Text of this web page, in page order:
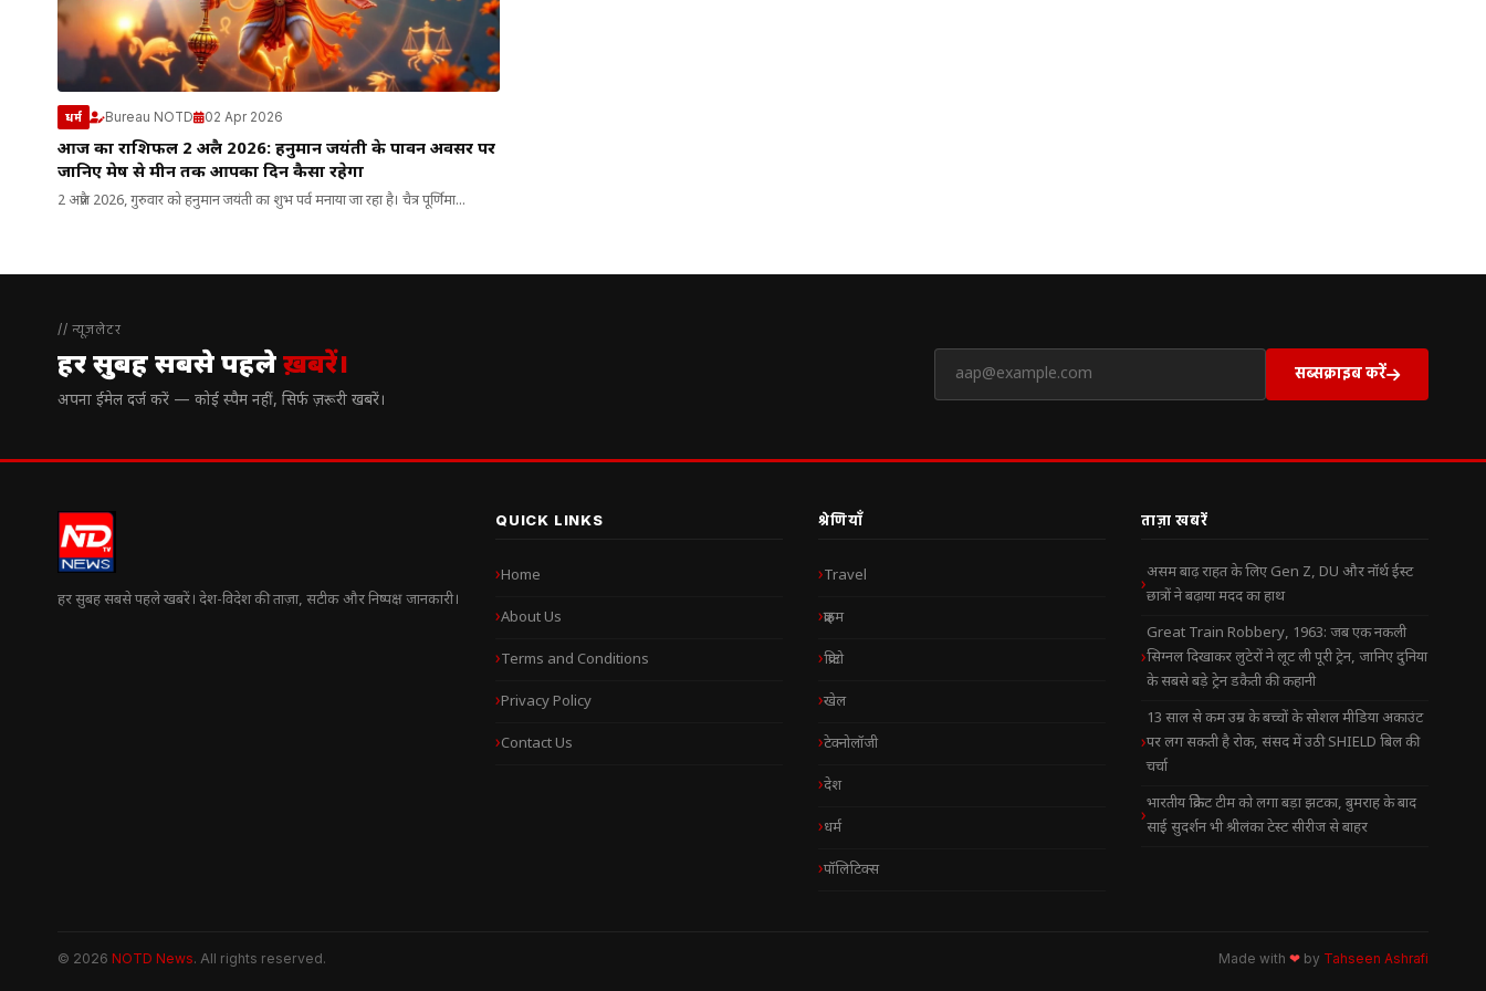
धर्म Bureau NOTD 02 Apr 2026
आज का राशिफल 2 अप्रैल 2026: हनुमान जयंती के पावन अवसर पर
जानिए मेष से मीन तक आपका दिन कैसा रहेगा
2 अप्रैल 2026, गुरुवार को हनुमान जयंती का शुभ पर्व मनाया जा रहा है। चैत्र पूर्णिमा...
// न्यूज़लेटर
हर सुबह सबसे पहलेख़बरें।
अपना ईमेल दर्ज करें — कोई स्पैम नहीं, सिर्फ ज़रूरी खबरें।
सब्सक्राइब करें
हर सुबह सबसे पहले खबरें। देश-विदेश की ताज़ा, सटीक और निष्पक्ष जानकारी।
QUICK LINKS
Home
About Us
Terms and Conditions
Privacy Policy
Contact Us
श्रेणियाँ
Travel
क्राइम
क्रिप्टो
खेल
टेक्नोलॉजी
देश
धर्म
पॉलिटिक्स
ताज़ा खबरें
असम बाढ़ राहत के लिए Gen Z, DU और नॉर्थ ईस्ट
छात्रों ने बढ़ाया मदद का हाथ
Great Train Robbery, 1963: जब एक नकली
सिग्नल दिखाकर लुटेरों ने लूट ली पूरी ट्रेन, जानिए दुनिया
के सबसे बड़े ट्रेन डकैती की कहानी
13 साल से कम उम्र के बच्चों के सोशल मीडिया अकाउंट
पर लग सकती है रोक, संसद में उठी SHIELD बिल की
चर्चा
भारतीय क्रिकेट टीम को लगा बड़ा झटका, बुमराह के बाद
साई सुदर्शन भी श्रीलंका टेस्ट सीरीज से बाहर
© 2026 NOTD News. All rights reserved. Made with ❤ by Tahseen Ashrafi